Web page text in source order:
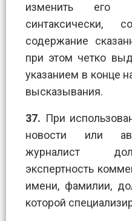
изменить его
синтаксически,
содержание
при этом четко
указанием в конце
высказывания.
37. При
новости или
журналист
экспертность
имени, фамилии,
которой